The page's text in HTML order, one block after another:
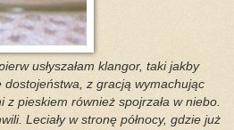
usłyszałam klangor, taki jakby
dostojeństwa, z gracją wymachując
pieskiem również spojrzała w niebo.
Leciały w stronę północy, gdzie już